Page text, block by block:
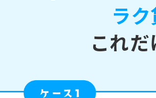
ラ
これだ